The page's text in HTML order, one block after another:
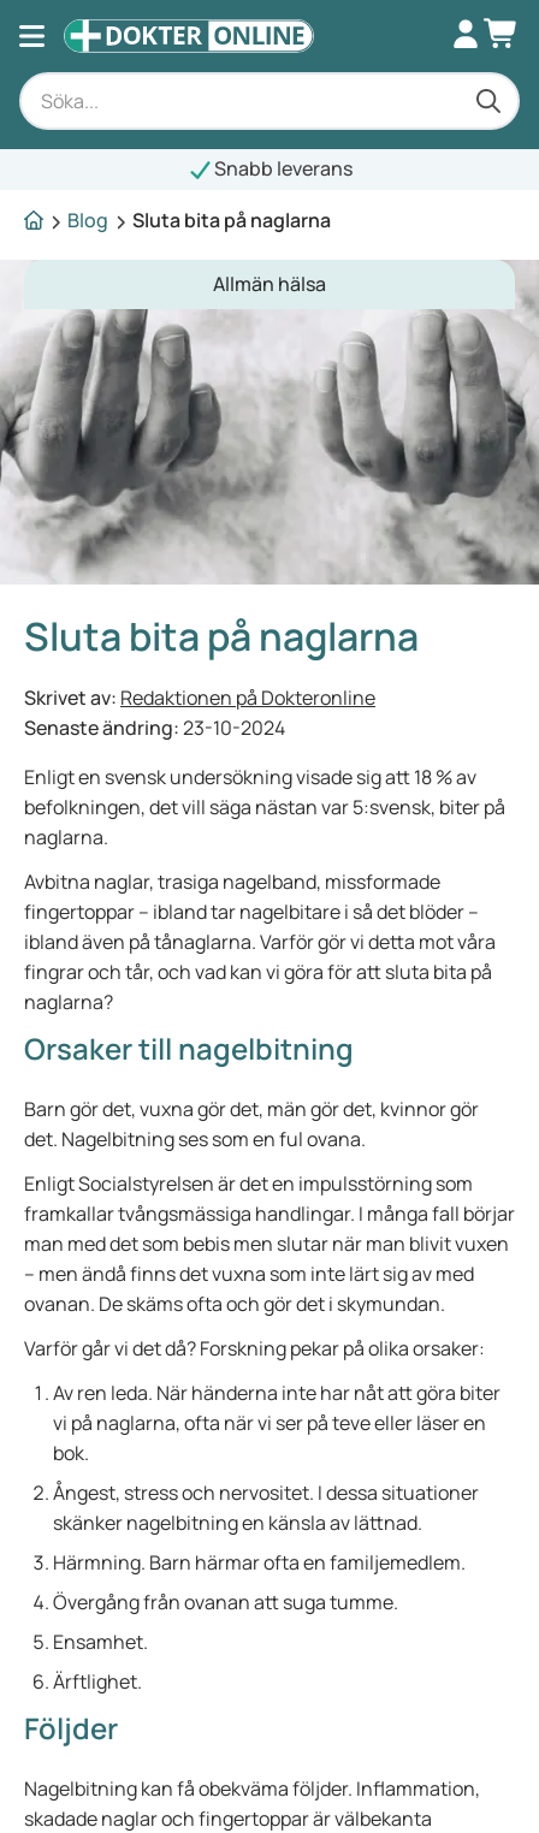
Blog
Sluta bita på naglarna
Allmän hälsa
Sluta bita på naglarna
Skrivet av: Redaktionen på Dokteronline
Senaste ändring:23-10-2024
Enligt en svensk undersökning visade sig att 18 % av
befolkningen, det vill säga nästan var 5:svensk, biter på
naglarna.
Avbitna naglar, trasiga nagelband, missformade
fingertoppar – ibland tar nagelbitare i så det blöder –
ibland även på tånaglarna. Varför gör vi detta mot våra
fingrar och tår, och vad kan vi göra för att sluta bita på
naglarna?
Orsaker till nagelbitning
Barn gör det, vuxna gör det, män gör det, kvinnor gör
det. Nagelbitning ses som en ful ovana.
Enligt Socialstyrelsen är det en impulsstörning som
framkallar tvångsmässiga handlingar. I många fall börjar
man med det som bebis men slutar när man blivit vuxen
– men ändå finns det vuxna som inte lärt sig av med
ovanan. De skäms ofta och gör det i skymundan.
Varför går vi det då? Forskning pekar på olika orsaker:
Av ren leda. När händerna inte har nåt att göra biter
vi på naglarna, ofta när vi ser på teve eller läser en
bok.
Ångest, stress och nervositet. I dessa situationer
skänker nagelbitning en känsla av lättnad.
Härmning. Barn härmar ofta en familjemedlem.
Övergång från ovanan att suga tumme.
Ensamhet.
Ärftlighet.
Följder
Nagelbitning kan få obekväma följder. Inflammation,
skadade naglar och fingertoppar är välbekanta